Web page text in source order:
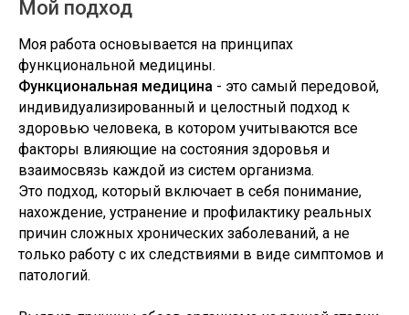
Мой подход
Моя работа основывается на принципах
функциональной медицины.
Функциональная медицина - это самый передовой,
индивидуализированный и целостный подход к
здоровью человека, в котором учитываются все
факторы влияющие на состояния здоровья и
взаимосвязь каждой из систем организма.
Это подход, который включает в себя понимание,
нахождение, устранение и профилактику реальных
причин сложных хронических заболеваний, а не
только работу с их следствиями в виде симптомов и
патологий.